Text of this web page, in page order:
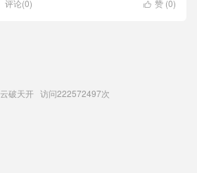
 赞 (0)
评论(0)
云破天开访问222572497次